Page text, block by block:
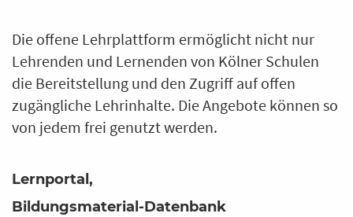
Die offene Lehrplattform ermöglicht nicht nur
Lehrenden und Lernenden von Kölner Schulen
die Bereitstellung und den Zugriff auf offen
zugängliche Lehrinhalte. Die Angebote können so
von jedem frei genutzt werden.
Lernportal
Bildungsmaterial-Datenbank